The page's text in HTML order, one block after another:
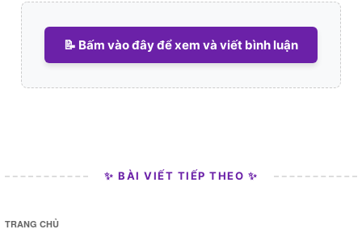
📝 Bấm vào đây để xem và viết bình luận
✨ BÀI VIẾT TIẾP THEO ✨
TRANG CHỦ